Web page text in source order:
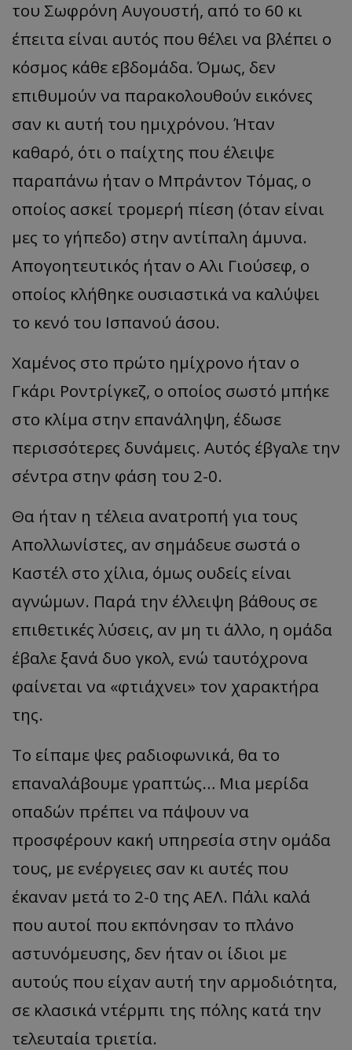
του Σωφρόνη Αυγουστή, από το 60 κι
έπειτα είναι αυτός που θέλει να βλέπει ο
κόσμος κάθε εβδομάδα. Όμως, δεν
επιθυμούν να παρακολουθούν εικόνες
σαν κι αυτή του ημιχρόνου. Ήταν
καθαρό, ότι ο παίχτης που έλειψε
παραπάνω ήταν ο Μπράντον Τόμας, ο
οποίος ασκεί τρομερή πίεση (όταν είναι
μες το γήπεδο) στην αντίπαλη άμυνα.
Απογοητευτικός ήταν ο Αλι Γιούσεφ, ο
οποίος κλήθηκε ουσιαστικά να καλύψει
το κενό του Ισπανού άσου.
Χαμένος στο πρώτο ημίχρονο ήταν ο
Γκάρι Ροντρίγκεζ, ο οποίος σωστό μπήκε
στο κλίμα στην επανάληψη, έδωσε
περισσότερες δυνάμεις. Αυτός έβγαλε την
σέντρα στην φάση του 2-0.
Θα ήταν η τέλεια ανατροπή για τους
Απολλωνίστες, αν σημάδευε σωστά ο
Καστέλ στο χίλια, όμως ουδείς είναι
αγνώμων. Παρά την έλλειψη βάθους σε
επιθετικές λύσεις, αν μη τι άλλο, η ομάδα
έβαλε ξανά δυο γκολ, ενώ ταυτόχρονα
φαίνεται να «φτιάχνει» τον χαρακτήρα
της.
Το είπαμε ψες ραδιοφωνικά, θα το
επαναλάβουμε γραπτώς… Μια μερίδα
οπαδών πρέπει να πάψουν να
προσφέρουν κακή υπηρεσία στην ομάδα
τους, με ενέργειες σαν κι αυτές που
έκαναν μετά το 2-0 της ΑΕΛ. Πάλι καλά
που αυτοί που εκπόνησαν το πλάνο
αστυνόμευσης, δεν ήταν οι ίδιοι με
αυτούς που είχαν αυτή την αρμοδιότητα,
σε κλασικά ντέρμπι της πόλης κατά την
τελευταία τριετία.